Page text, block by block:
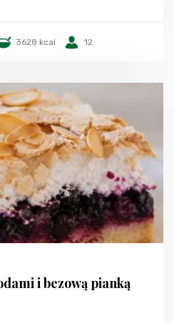
3628 kcal 12
i bezową pianką